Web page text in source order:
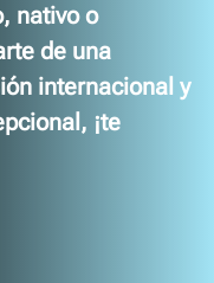
nativo o
de una
internacional y
¡te